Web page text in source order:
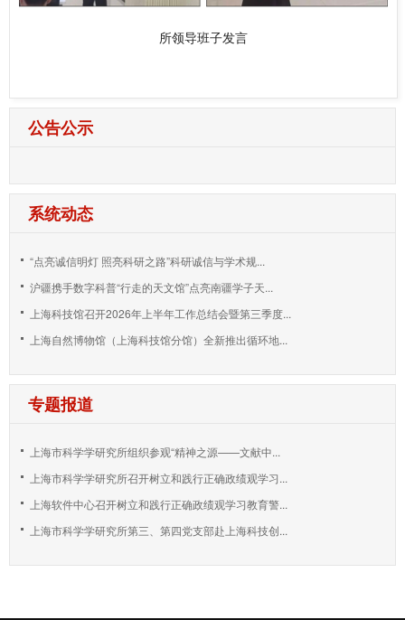
所领导班子发言
公告公示
系统动态
“点亮诚信明灯 照亮科研之路”科研诚信与学术规...
沪疆携手数字科普“行走的天文馆”点亮南疆学子天...
上海科技馆召开2026年上半年工作总结会暨第三季度...
上海自然博物馆（上海科技馆分馆）全新推出循环地...
专题报道
上海市科学学研究所组织参观“精神之源——文献中...
上海市科学学研究所召开树立和践行正确政绩观学习...
上海软件中心召开树立和践行正确政绩观学习教育警...
上海市科学学研究所第三、第四党支部赴上海科技创...